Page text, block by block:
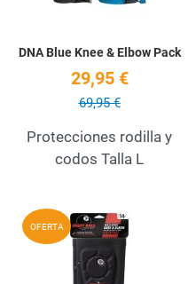
DNA Blue Knee & Elbow Pack
29,95 €
69,95 €
Protecciones rodilla y
codos Talla L
OFERTA